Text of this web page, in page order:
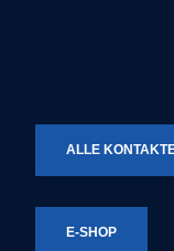
ALLE
E-SHOP